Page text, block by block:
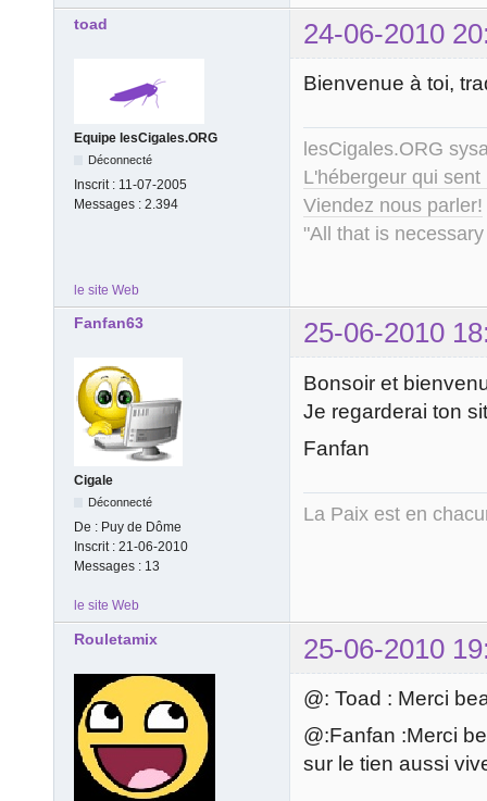
toad 24-06-2010
Equipe lesCigales.ORG
Déconnecté
Inscrit : 11-07-2005
Messages : 2.394
Bienvenue à toi,
lesCigales.ORG
L'hébergeur qui
Viendez nous parler!
"All that is
le site Web
Fanfan63 25-06-2010
Cigale
Déconnecté
De : Puy de Dôme
Inscrit : 21-06-2010
Messages : 13
Bonsoir et
Je regarderai ton
Fanfan
La Paix est en
le site Web
Rouletamix 25-06-2010
@: Toad : Merci
@:Fanfan :Merci
sur le tien aussi